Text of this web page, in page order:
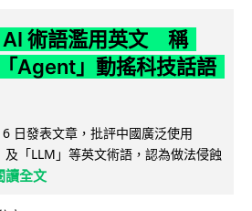
AI 術語濫用英文 稱
Agent」動搖科技話語
日發表文章，批評中國廣泛使用
及「LLM」等英文術語，認為做法侵蝕
讀全文